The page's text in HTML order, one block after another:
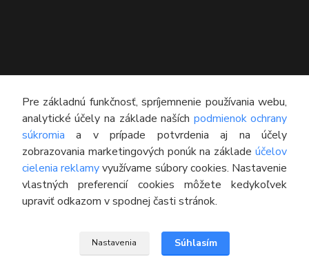
KONTAKT
Technický poradca
0948 609 608
(Po-Pia, 8:00-16:30)
Pre základnú funkčnosť, spríjemnenie používania webu,
analytické účely na základe naších podmienok ochrany
súkromia a v prípade potvrdenia aj na účely
zobrazovania marketingových ponúk na základeúčelov
cielenia reklamyvyužívame súbory cookies. Nastavenie
vlastných preferencií cookies môžete kedykoľvek
upraviť odkazom v spodnej časti stránok.
Nastavenia Súhlasím